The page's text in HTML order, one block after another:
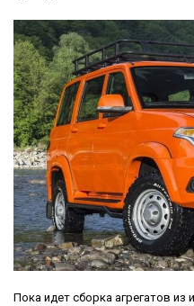
Пока идет сборка агрегатов из